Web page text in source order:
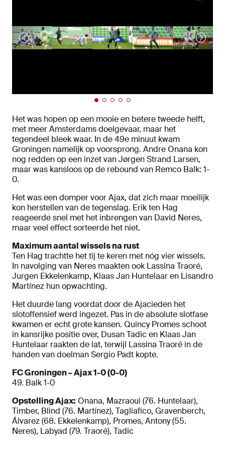
Het was hopen op een mooie en betere tweede helft,
met meer Amsterdams doelgevaar, maar het
tegendeel bleek waar. In de 49e minuut kwam
Groningen namelijk op voorsprong. Andre Onana kon
nog redden op een inzet van Jørgen Strand Larsen,
maar was kansloos op de rebound van Remco Balk: 1-
0.
Het was een domper voor Ajax, dat zich maar moeilijk
kon herstellen van de tegenslag. Erik ten Hag
reageerde snel met het inbrengen van David Neres,
maar veel effect sorteerde het niet.
Maximum aantal wissels na rust
Ten Hag trachtte het tij te keren met nóg vier wissels.
In navolging van Neres maakten ook Lassina Traoré,
Jurgen Ekkelenkamp, Klaas Jan Huntelaar en Lisandro
Martínez hun opwachting.
Het duurde lang voordat door de Ajacieden het
slotoffensief werd ingezet. Pas in de absolute slotfase
kwamen er echt grote kansen. Quincy Promes schoot
in kansrijke positie over, Dusan Tadic en Klaas Jan
Huntelaar raakten de lat, terwijl Lassina Traoré in de
handen van doelman Sergio Padt kopte.
FC Groningen – Ajax 1-0 (0-0)
49. Balk 1-0
Opstelling Ajax: Onana, Mazraoui (76. Huntelaar),
Timber, Blind (76. Martínez), Tagliafico, Gravenberch,
Álvarez (68. Ekkelenkamp), Promes, Antony (55.
Neres), Labyad (79. Traoré), Tadic